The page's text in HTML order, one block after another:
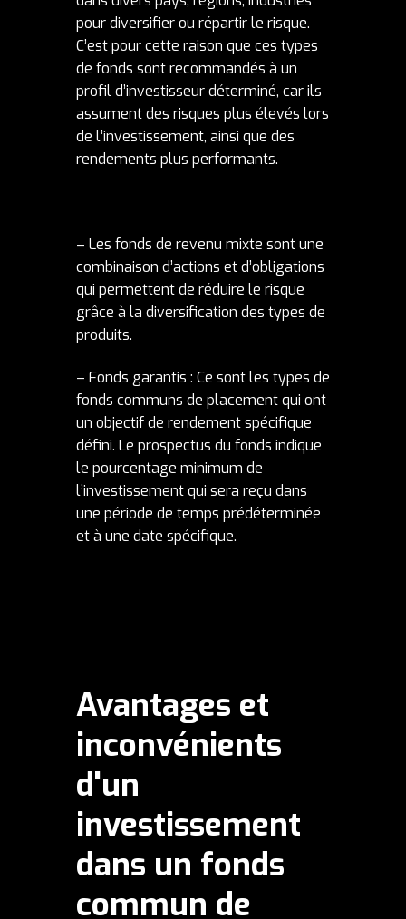
pour diversifier ou répartir le risque.
C’est pour cette raison que ces types
de fonds sont recommandés à un
profil d’investisseur déterminé, car ils
assument des risques plus élevés lors
de l’investissement, ainsi que des
rendements plus performants.
– Les fonds de revenu mixte sont une
combinaison d’actions et d’obligations
qui permettent de réduire le risque
grâce à la diversification des types de
produits.
– Fonds garantis : Ce sont les types de
fonds communs de placement qui ont
un objectif de rendement spécifique
défini. Le prospectus du fonds indique
le pourcentage minimum de
l’investissement qui sera reçu dans
une période de temps prédéterminée
et à une date spécifique.
Avantages et
inconvénients
d'un
investissement
dans un fonds
commun de